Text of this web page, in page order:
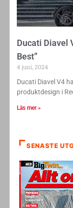
Ducati Diavel
Best”
4 juni, 2024
Ducati Diavel V4
produktdesign i
Läs mer »
SENASTE